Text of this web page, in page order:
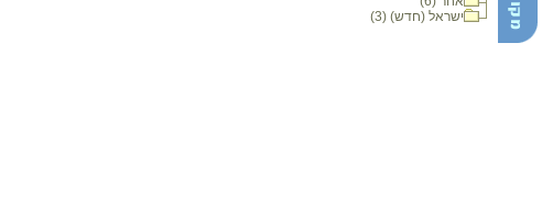
ישראל (חדש) (3)